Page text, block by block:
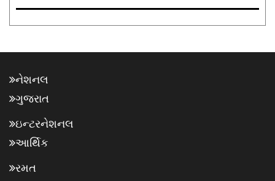
નેશનલ
ગુજરાત
ઇન્ટરનેશનલ
આર્થિક
રમત